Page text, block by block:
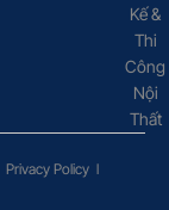
Kế &
Thi
Công
Nội
Thất
Privacy Policy l